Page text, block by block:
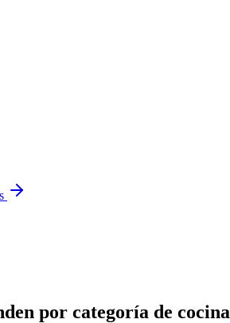
por categoría de cocina